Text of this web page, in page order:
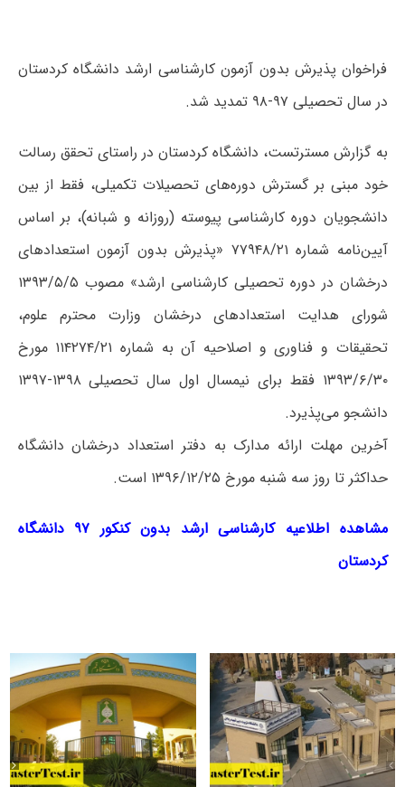
فراخوان پذیرش بدون آزمون کارشناسی ارشد دانشگاه کردستان
در سال تحصیلی ۹۷-۹۸ تمدید شد.
به گزارش مسترتست، دانشگاه کردستان در راستای تحقق رسالت
خود مبنی بر گسترش دوره‌های تحصیلات تکمیلی، فقط از بین
دانشجویان دوره کارشناسی پیوسته (روزانه و شبانه)، بر اساس
آیین‌نامه شماره ۷۷۹۴۸/۲۱ «پذیرش بدون آزمون استعدادهای
درخشان در دوره تحصیلی کارشناسی ارشد» مصوب ۱۳۹۳/۵/۵
شورای هدایت استعدادهای درخشان وزارت محترم علوم،
تحقیقات و فناوری و اصلاحیه آن به شماره ۱۱۴۲۷۴/۲۱ مورخ
۱۳۹۳/۶/۳۰ فقط برای نیمسال اول سال تحصیلی ۱۳۹۸-۱۳۹۷
دانشجو می‌پذیرد.
آخرین‌ مهلت ارائه مدارک به دفتر استعداد درخشان دانشگاه
حداکثر تا روز سه شنبه مورخ ۱۳۹۶/۱۲/۲۵ است.
مشاهده اطلاعیه کارشناسی ارشد بدون کنکور ۹۷ دانشگاه
کردستان